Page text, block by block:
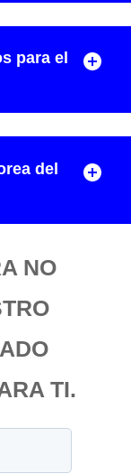
para el
del
NO
TI.